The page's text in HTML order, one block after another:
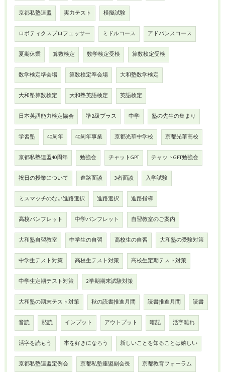
京都私塾連盟 実力テスト 模擬試験
ロボティクスプロフェッサー ミドルコース アドバンスコース
夏期休業 算数検定 数学検定受検 算数検定受検
数学検定準会場 算数検定準会場 大和塾数学検定
大和塾算数検定 大和塾英語検定 英語検定
日本英語能力検定協会 準2級プラス 中学 塾の先生の集まり
学習塾 40周年 40周年事業 京都光華中学校 京都光華高校
京都私塾連盟40周年 勉強会 チャットGPT チャットGPT勉強会
祝日の授業について 進路面談 3者面談 入学試験
ミスマッチのない進路選択 進路選択 進路指導
高校パンフレット 中学パンフレット 自習教室のご案内
大和塾自習教室 中学生の自習 高校生の自習 大和塾の受験対策
中学生テスト対策 高校生テスト対策 高校生定期テスト対策
中学生定期テスト対策 2学期期末試験対策
大和塾の期末テスト対策 秋の読書推進月間 読書推進月間 読書
音読 黙読 インプット アウトプット 暗記 活字離れ
活字を読もう 本を好きになろう 新しいことを知ることは嬉しい
京都私塾連盟定例会 京都私塾連盟副会長 京都教育フォーラム